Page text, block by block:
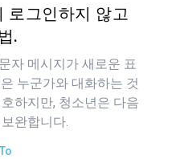
로그인하지 않고
.
자 메시지가 새로운 표
누군가와 대화하는 것
하지만, 청소년은 다음
완합니다.